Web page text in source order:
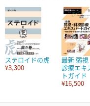
ステロイドの虎
¥3,300
最新 弱
診療エキ
トガイド
¥16,500